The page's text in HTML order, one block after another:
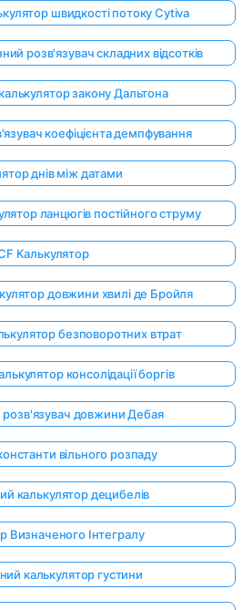
швидкості потоку Cytiva
розв'язувач складних відсотків
закону Дальтона
коефіцієнта демпфування
днів між датами
ланцюгів постійного струму
Калькулятор
довжини хвилі де Бройля
безповоротних втрат
консолідації боргів
довжини Дебая
вільного розпаду
калькулятор децибелів
Визначеного Інтегралу
калькулятор густини